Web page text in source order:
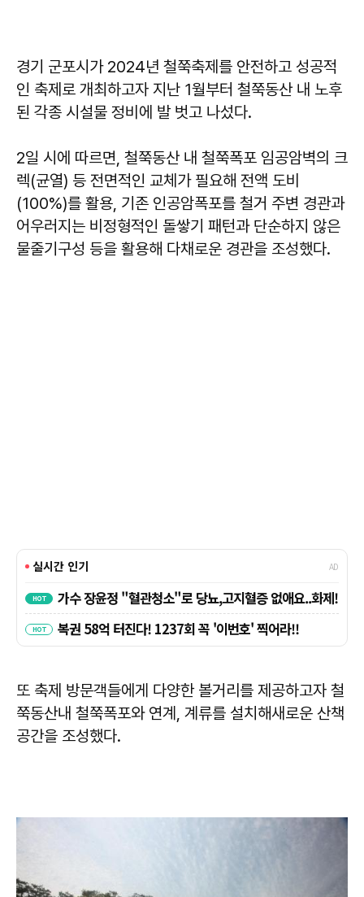
경기 군포시가 2024년 철쭉축제를 안전하고 성공적
인 축제로 개최하고자 지난 1월부터 철쭉동산 내 노후
된 각종 시설물 정비에 발 벗고 나섰다.
2일 시에 따르면, 철쭉동산 내 철쭉폭포 임공암벽의 크
렉(균열) 등 전면적인 교체가 필요해 전액 도비
(100%)를 활용, 기존 인공암폭포를 철거 주변 경관과
어우러지는 비정형적인 돌쌓기 패턴과 단순하지 않은
물줄기구성 등을 활용해 다채로운 경관을 조성했다.
또 축제 방문객들에게 다양한 볼거리를 제공하고자 철
쭉동산내 철쭉폭포와 연계, 계류를 설치해새로운 산책
공간을 조성했다.